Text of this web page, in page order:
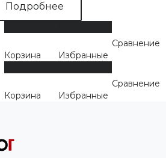
Подробнее
Корзина Избранные
Сравнение
Корзина Избранные
Сравнение